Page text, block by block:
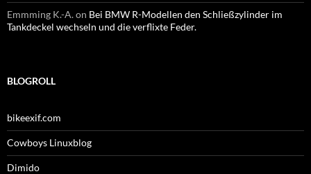
Emmming K.-A.on Bei BMW R-Modellen den Schließzylinder im
Tankdeckel wechseln und die verflixte Feder.
BLOGROLL
bikeexif.com
Cowboys Linuxblog
Dimido